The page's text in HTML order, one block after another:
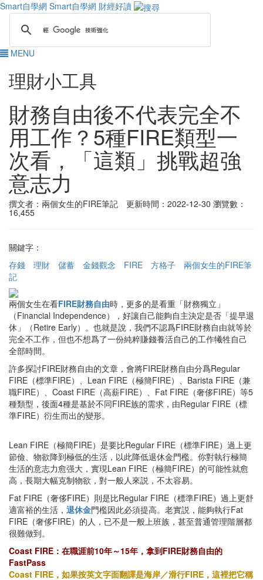
Smart自學網 Smart自學網 財經好讀
MENU
理財小工具
財務自由後不代表完全不
用工作？5種FIRE類型一
次看，「這類」挑戰超強
意志力
撰文者：兩個女生的FIRE筆記 更新時間：2022-12-30 瀏覽數：
16,455
關鍵字：
存錢
理財 儲蓄 金錢觀念 FIRE 方格子
兩個女生的FIRE筆
記
兩個女生在看FIRE財務自由時，更多的是看重「財務獨立」
（Financial Independence），好讓自己能夠自主決定是否「提早退
休」（Retire Early）。也就是說，我們不認爲FIRE財務自由就等於
完全不工作，但也不想爲了一份純粹賺錢養活自己的工作犧牲自己
全部時間。
許多探討FIRE財務自由的文章，會將FIRE財務自由分爲Regular
FIRE（標準FIRE）、Lean FIRE（極簡FIRE）、Barista FIRE（兼
職FIRE）、Coast FIRE（高薪FIRE）、Fat FIRE（奢侈FIRE）等5
種類型，後面4種是基於不同FIRE族的需求，由Regular FIRE（標
準FIRE）衍生而出的變形。
Lean FIRE（極簡FIRE）是要比Regular FIRE（標準FIRE）過上更
節儉、物欲降到極低的生活，以此降低退休金門檻。你對執行極簡
生活的意志力愈强大，實現Lean FIRE（極簡FIRE）的可能性就愈
高，長期大幅克制物欲，對一般人來説，不太容易。
Fat FIRE（奢侈FIRE）則是比Regular FIRE（標準FIRE）過上更舒
適富裕的生活， 退休金門檻因此必須提高。老實説，能夠執行Fat
FIRE（奢侈FIRE）的人，已不是一般上班族，甚至普通管理階層都
很難做到。
Coast FIRE：在職涯前10年～15年，拿到FIRE財務自由的
FastPass
Coast FIRE，如果按英文字面翻譯是海岸／滑行FIRE，這裡把它稱